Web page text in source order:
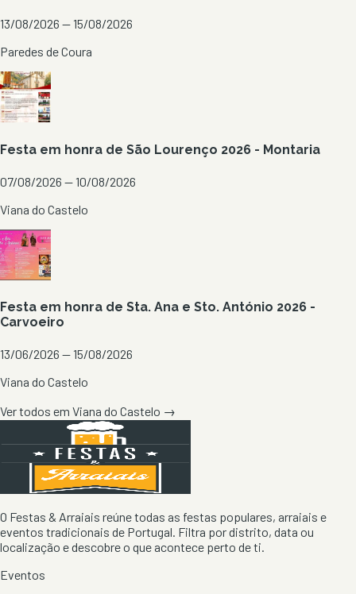
13/08/2026 — 15/08/2026
Paredes de Coura
Festa em honra de São Lourenço 2026 - Montaria
07/08/2026 — 10/08/2026
Viana do Castelo
Festa em honra de Sta. Ana e Sto. António 2026 -
Carvoeiro
13/06/2026 — 15/08/2026
Viana do Castelo
Ver todos em Viana do Castelo →
O Festas & Arraiais reúne todas as festas populares, arraiais e
eventos tradicionais de Portugal. Filtra por distrito, data ou
localização e descobre o que acontece perto de ti.
Eventos